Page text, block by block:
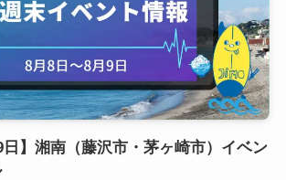
日】湘南（藤沢市・茅ヶ崎市）イベン